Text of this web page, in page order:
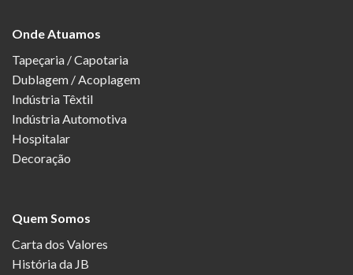
Onde Atuamos
Tapeçaria / Capotaria
Dublagem / Acoplagem
Indústria Têxtil
Indústria Automotiva
Hospitalar
Decoração
Quem Somos
Carta dos Valores
História da JB